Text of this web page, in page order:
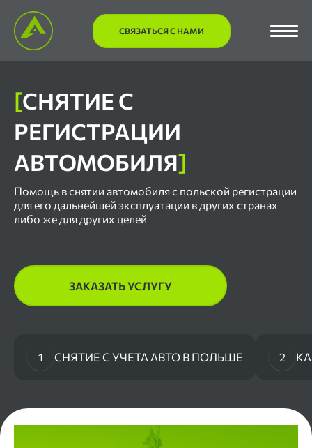
СВЯЗАТЬСЯ С НАМИ
[СНЯТИЕ С
РЕГИСТРАЦИИ
АВТОМОБИЛЯ]
Помощь в снятии автомобиля с польской регистрации
для его дальнейшей эксплуатации в других странах
либо же для других целей
ЗАКАЗАТЬ УСЛУГУ
1 СНЯТИЕ С УЧЕТА АВТО В ПОЛЬШЕ 2